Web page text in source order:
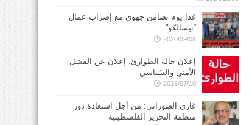
غدا يوم تضامن جهوي مع إضراب عمال
“تيسالكو”
2020/09/08
إعلان حالة الطوارئ: إعلان عن الفشل
الأمني والسّياسي
2015/07/10
غازي الصوراني: من أجل استعادة دور
منظمة التحرير الفلسطينية